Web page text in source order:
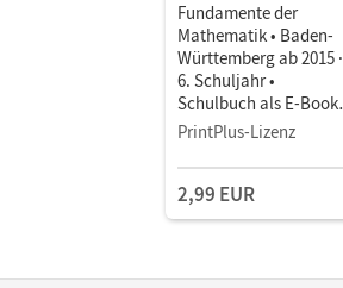
Fundamente der
Mathematik • Baden-
Württemberg ab 2015 ·
6. Schuljahr •
Schulbuch als E-Book
Mit Medien
PrintPlus-Lizenz
2,99 EUR